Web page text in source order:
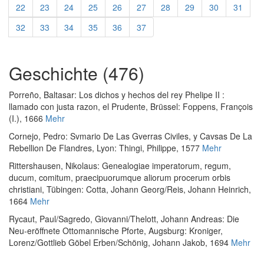
22
23 24 25 26 27 28 29 30
31
32
33 34 35 36 37
Geschichte (476)
Porreño, Baltasar: Los dichos y hechos del rey Phelipe II :
llamado con justa razon, el Prudente, Brüssel: Foppens, François
(I.), 1666 Mehr
Cornejo, Pedro: Svmario De Las Gverras Civiles, y Cavsas De La
Rebellion De Flandres, Lyon: Thingi, Philippe, 1577 Mehr
Rittershausen, Nikolaus: Genealogiae imperatorum, regum,
ducum, comitum, praecipuorumque aliorum procerum orbis
christiani, Tübingen: Cotta, Johann Georg/Reis, Johann Heinrich,
1664 Mehr
Rycaut, Paul/Sagredo, Giovanni/Thelott, Johann Andreas: Die
Neu-eröffnete Ottomannische Pforte, Augsburg: Kroniger,
Lorenz/Gottlieb Göbel Erben/Schönig, Johann Jakob, 1694 Mehr